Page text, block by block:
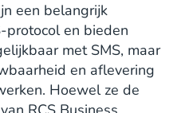
een belangrijk
protocol en bieden
met SMS, maar
en aflevering
Hoewel ze de